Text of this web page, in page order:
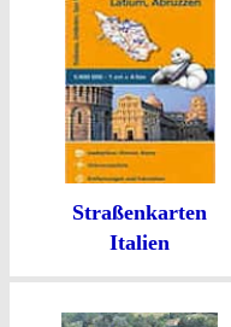
Straßenkarten
Italien